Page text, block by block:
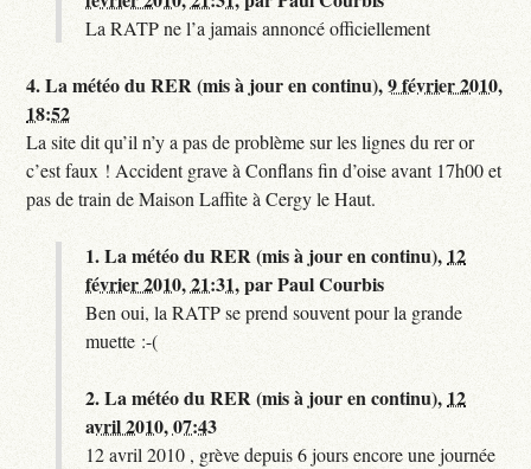
La RATP ne l’a jamais annoncé officiellement
4.La météo du RER (mis à jour en continu),9 février 2010,
18:52
La site dit qu’il n’y a pas de problème sur les lignes du rer or
c’est faux ! Accident grave à Conflans fin d’oise avant 17h00 et
pas de train de Maison Laffite à Cergy le Haut.
1.La météo du RER (mis à jour en continu), 12
février 2010, 21:31,parPaul Courbis
Ben oui, la RATP se prend souvent pour la grande
muette :-(
2.La météo du RER (mis à jour en continu), 12
avril 2010, 07:43
12 avril 2010 , grève depuis 6 jours encore une journée